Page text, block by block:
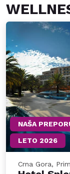
NAŠA
LETO 2026
Crna Gora,